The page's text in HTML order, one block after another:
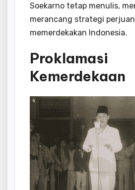
Soekarno tetap menulis,
merancang strategi
memerdekakan Indonesia.
Proklamasi
Kemerdekaan